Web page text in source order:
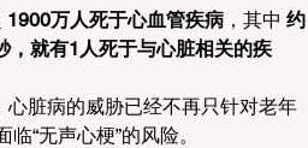
1900万人死于心血管疾病 ，其中 约
，就有1人死于与心脏相关的疾
脏病的威胁已经不再只针对老年
“无声心梗”的风险。